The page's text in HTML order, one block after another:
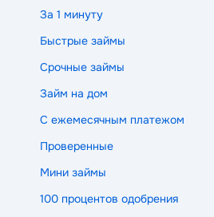
За 1 минуту
Быстрые займы
Срочные займы
Займ на дом
С ежемесячным платежом
Проверенные
Мини займы
100 процентов одобрения